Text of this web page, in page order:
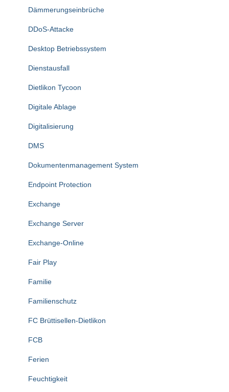
Dämmerungseinbrüche
DDoS-Attacke
Desktop Betriebssystem
Dienstausfall
Dietlikon Tycoon
Digitale Ablage
Digitalisierung
DMS
Dokumentenmanagement System
Endpoint Protection
Exchange
Exchange Server
Exchange-Online
Fair Play
Familie
Familienschutz
FC Brüttisellen-Dietlikon
FCB
Ferien
Feuchtigkeit